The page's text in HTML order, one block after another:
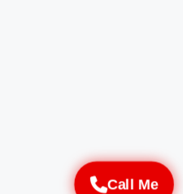
Call Me